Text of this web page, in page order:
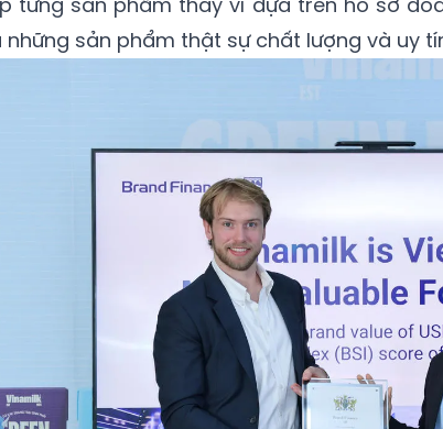
những sản phẩm thật sự chất lượng và uy